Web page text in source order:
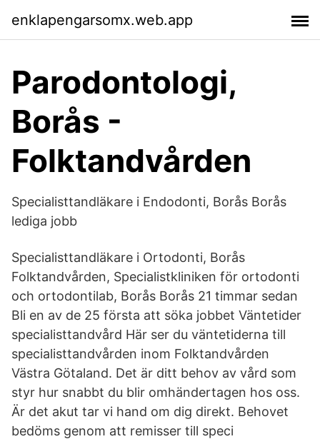
enklapengarsomx.web.app
Parodontologi,
Borås -
Folktandvården
Specialisttandläkare i Endodonti, Borås Borås
lediga jobb
Specialisttandläkare i Ortodonti, Borås
Folktandvården, Specialistkliniken för ortodonti
och ortodontilab, Borås Borås 21 timmar sedan
Bli en av de 25 första att söka jobbet Väntetider
specialisttandvård Här ser du väntetiderna till
specialisttandvården inom Folktandvården
Västra Götaland. Det är ditt behov av vård som
styr hur snabbt du blir omhändertagen hos oss.
Är det akut tar vi hand om dig direkt. Behovet
bedöms genom att remisser till speci